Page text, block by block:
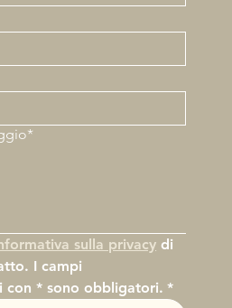
sulla privacy di
I campi
con * sono obbligatori. *